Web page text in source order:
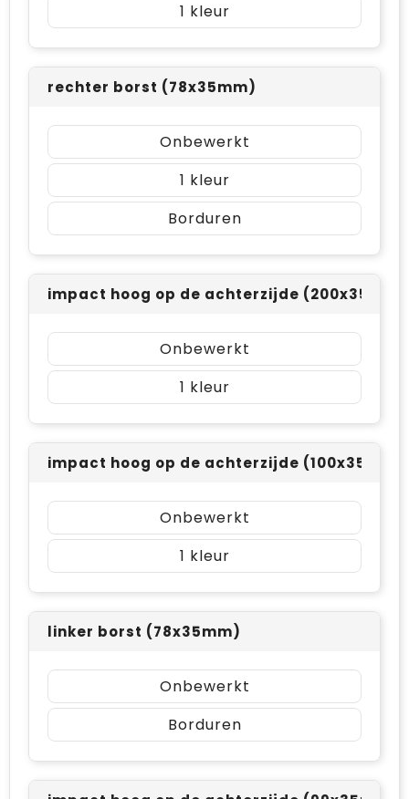
1
rechter borst (78x35mm)
Onbewerkt
1
Borduren
impact hoog op de achterzijde (200x35mm)
Onbewerkt
1
impact hoog op de achterzijde (100x35mm)
Onbewerkt
1
linker borst (78x35mm)
Onbewerkt
Borduren